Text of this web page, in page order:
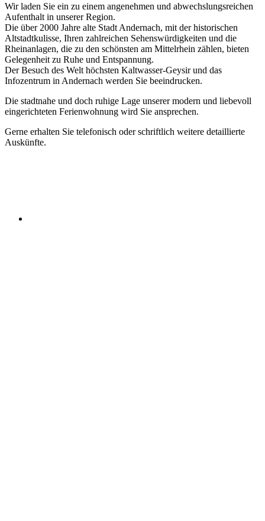
Wir laden Sie ein zu einem angenehmen und abwechslungsreichen
Aufenthalt in unserer Region.
Die über 2000 Jahre alte Stadt Andernach, mit der historischen
Altstadtkulisse, Ihren zahlreichen Sehenswürdigkeiten und die
Rheinanlagen, die zu den schönsten am Mittelrhein zählen, bieten
Gelegenheit zu Ruhe und Entspannung.
Der Besuch des Welt höchsten Kaltwasser-Geysir und das
Infozentrum in Andernach werden Sie beeindrucken.
Die stadtnahe und doch ruhige Lage unserer modern und liebevoll
eingerichteten Ferienwohnung wird Sie ansprechen.
Gerne erhalten Sie telefonisch oder schriftlich weitere detaillierte
Auskünfte.